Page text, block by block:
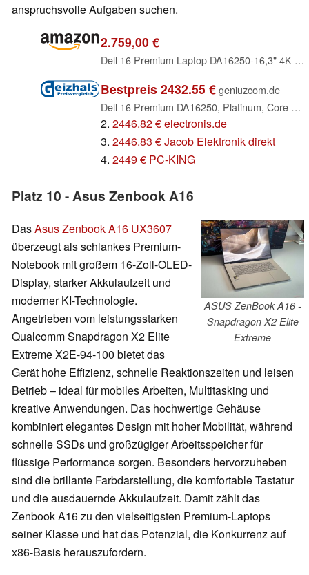
anspruchsvolle Aufgaben suchen.
2.759,00 €
Dell 16 Premium Laptop DA16250-16,3" 4K OLED Touchscreen 120Hz, Intel Core Ultra 9 285H, RTX 5070, 32GB RAM, 1TB SSD, Windows 11 Home, Studio-Audio, QWERTZ, Platinum - 1 Jahr Dell Care Plus
Bestpreis 2432.55 € geniuzcom.de
Dell 16 Premium DA16250, Platinum, Core Ultra 7 255H, 32GB RAM, 1TB SSD, GeForce RTX 5060, DE (X9W52 / DA16250_ARLH_011)
2. 2446.82 € electronis.de
3. 2446.83 € Jacob Elektronik direkt
4. 2449 € PC-KING
Platz 10 - Asus Zenbook A16
ASUS ZenBook A16 -
Snapdragon X2 Elite
Extreme
DasAsus Zenbook A16 UX3607
überzeugt als schlankes Premium-
Notebook mit großem 16-Zoll-OLED-
Display, starker Akkulaufzeit und
moderner KI-Technologie.
Angetrieben vom leistungsstarken
Qualcomm Snapdragon X2 Elite
Extreme X2E-94-100 bietet das
Gerät hohe Effizienz, schnelle Reaktionszeiten und leisen
Betrieb – ideal für mobiles Arbeiten, Multitasking und
kreative Anwendungen. Das hochwertige Gehäuse
kombiniert elegantes Design mit hoher Mobilität, während
schnelle SSDs und großzügiger Arbeitsspeicher für
flüssige Performance sorgen. Besonders hervorzuheben
sind die brillante Farbdarstellung, die komfortable Tastatur
und die ausdauernde Akkulaufzeit. Damit zählt das
Zenbook A16 zu den vielseitigsten Premium-Laptops
seiner Klasse und hat das Potenzial, die Konkurrenz auf
x86-Basis herauszufordern.